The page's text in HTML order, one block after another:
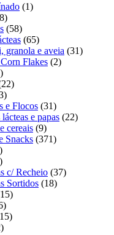
11
88
produtos
5858
produtos
6565
produtos
granola e aveia 3131
Flakes 22
2
produtos
2222
3
produtos
e Flocos 3131
produtos
e papas 2222
cereais 99
produtos
Snacks 371371
c/ Recheio 3737
Sortidos 1818
1515
26
produtos
1515
12